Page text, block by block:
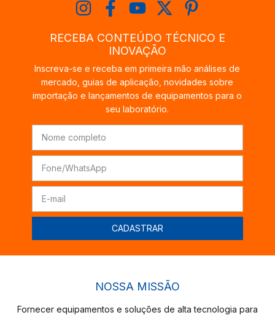
RECEBA CONTEÚDO TÉCNICO E
INOVAÇÃO
Inscreva-se e receba em primeira mão análises de
mercado, guias de aplicação, novidades sobre
importação e lançamentos de equipamentos para o
seu laboratório.
NOSSA MISSÃO
Fornecer equipamentos e soluções de alta tecnologia para